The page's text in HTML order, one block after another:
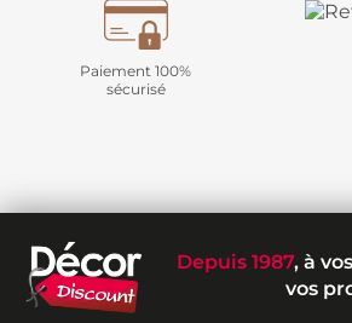
Paiement 100%
sécurisé
Depuis 1987, à
vos